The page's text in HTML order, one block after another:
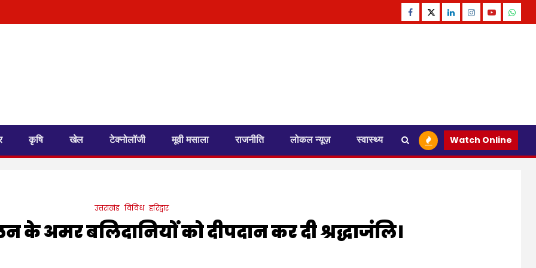
Facebook
TwitterLinkedinInstagram
Youtube
कृषि खेल टेक्नोलॉजी मूवी मसाला राजनीति लोकल न्यूज़ स्वास्थ्य Watch Online
उत्तराखंड विविध हरिद्वार
के अमर बलिदानियों को दीपदान कर दी श्रद्धाजंलि।